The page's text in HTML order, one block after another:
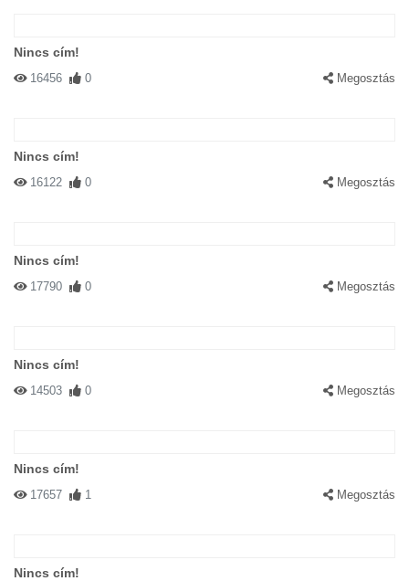
Nincs cím!
16456 0 Megosztás
Nincs cím!
16122 0 Megosztás
Nincs cím!
17790 0 Megosztás
Nincs cím!
14503 0 Megosztás
Nincs cím!
17657 1 Megosztás
Nincs cím!